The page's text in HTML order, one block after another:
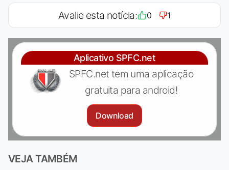
Avalie esta notícia: 0 1
Aplicativo SPFC.net
SPFC.net tem uma aplicação
gratuita para android!
Download
VEJA TAMBÉM